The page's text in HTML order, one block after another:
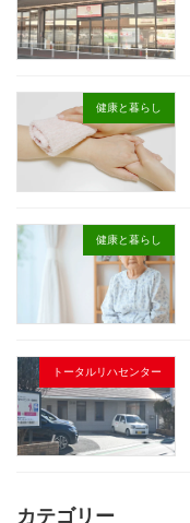
健康と暮らし
健康と暮らし
トータルリハセンター
カテゴリー